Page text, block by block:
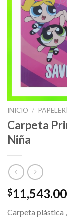
INICIO /
Carpeta
Niña
$11,543.00
Carpeta plástica